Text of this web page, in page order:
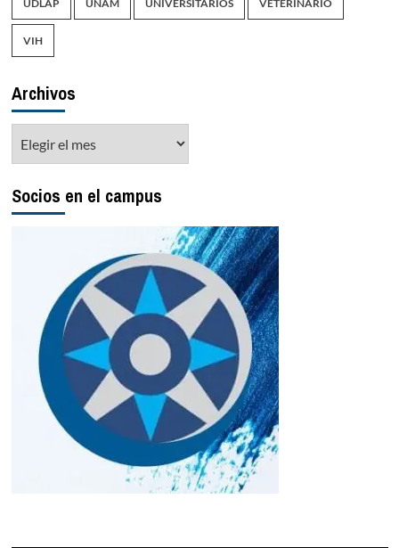
UDLAP UNAM UNIVERSITARIOS VETERINARIO
VIH
Archivos
Socios en el campus